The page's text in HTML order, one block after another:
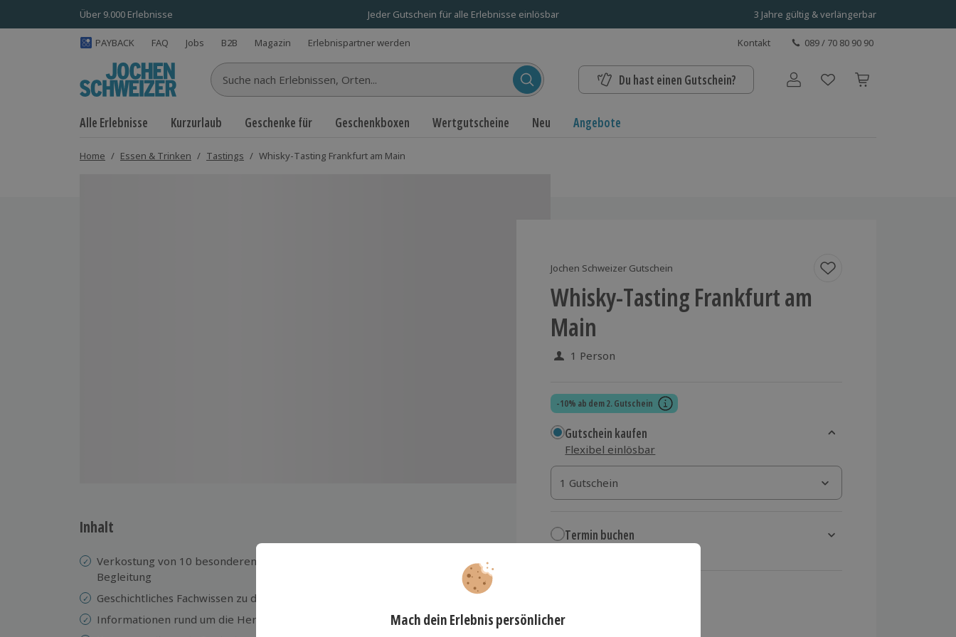
Über 9.000 Erlebnisse Jeder Gutschein für alle Erlebnisse einlösbar 3 Jahre gültig & verlängerbar
PAYBACK FAQ Jobs B2B Magazin Erlebnispartner werden Kontakt 089 / 70 80 90 90
Suche nach Erlebnissen... Du hast einen Gutschein? Benutzerkonto
Alle Erlebnisse Kurzurlaub Geschenke für Geschenkboxen Wertgutscheine Neu Angebote
Home / Essen & Trinken / Tastings / Whisky-Tasting Frankfurt am Main
Jochen Schweizer Gutschein
Whisky-Tasting Frankfurt am
Main
1 Person
-10% ab dem 2. Gutschein
Gutschein kaufen
Flexibel einlösbar
1 Gutschein
1 Gutschein
1 Gutschein
Termin buchen
zzgl. Versand
Inhalt
Verkostung von 10 besonderen Premium-Whiskies unter fachlicher
Begleitung
Geschichtliches Fachwissen zu den verschiedenen Whiskies
Informationen rund um die Herstellung und Herkunft dieser edlen Spirituose